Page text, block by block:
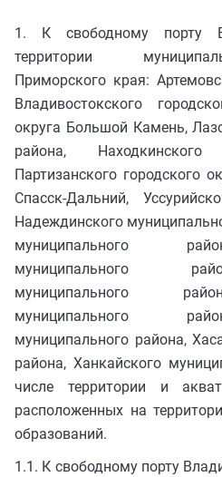
1. К свободному порту
территории
Приморского края:
Владивостокского
округа Большой Камень,
района,
Партизанского городского
Спасск-Дальний,
Надеждинского
муниципального
муниципального
муниципального
муниципального
муниципального района,
района, Ханкайского
числе территории и
расположенных на
образований.
1.1. К свободному порту